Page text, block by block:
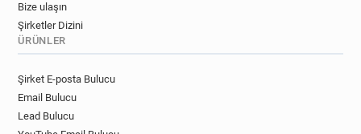
Bize ulaşın
Şirketler Dizini
ÜRÜNLER
Şirket E-posta Bulucu
Email Bulucu
Lead Bulucu